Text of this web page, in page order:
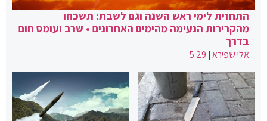
התחזית לימי ראש השנה וגם לשבת: תשכחו
מהקרירות הנעימה מהימים האחרונים • שרב ועומס חום
בדרך
אלי שפירא|
5:29